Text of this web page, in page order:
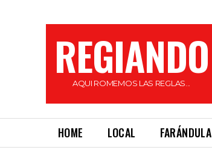
REGIANDO
AQUI ROMEMOS LAS REGLAS...
HOME LOCAL FARÁNDULA